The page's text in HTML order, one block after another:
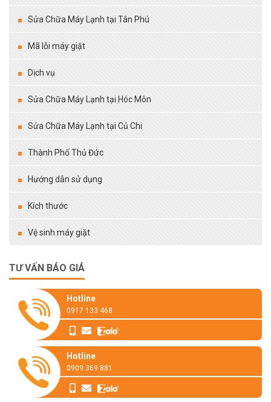
Sửa Chữa Máy Lạnh tại Tân Phú
Mã lỗi máy giặt
Dịch vụ
Sửa Chữa Máy Lạnh tại Hóc Môn
Sửa Chữa Máy Lạnh tại Củ Chi
Thành Phố Thủ Đức
Hướng dẫn sử dụng
Kích thước
Vệ sinh máy giặt
TƯ VẤN BÁO GIÁ
Hotline
0917 133 468
Hotline
0909 369 881